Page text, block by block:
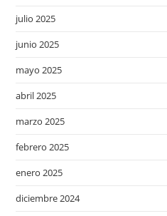
julio 2025
junio 2025
mayo 2025
abril 2025
marzo 2025
febrero 2025
enero 2025
diciembre 2024